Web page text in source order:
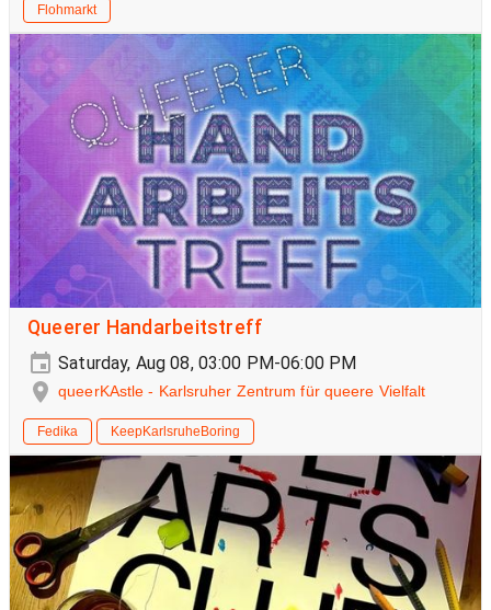
Flohmarkt
Queerer Handarbeitstreff
Saturday, Aug 08, 03:00 PM-06:00 PM
queerKAstle - Karlsruher Zentrum für queere Vielfalt
Fedika KeepKarlsruheBoring